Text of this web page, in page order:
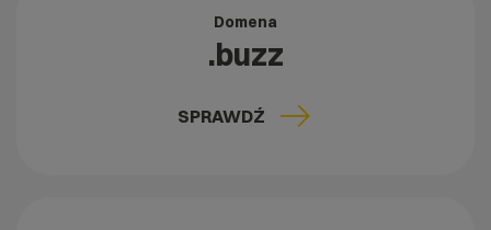
Domena
.buzz
SPRAWDŹ